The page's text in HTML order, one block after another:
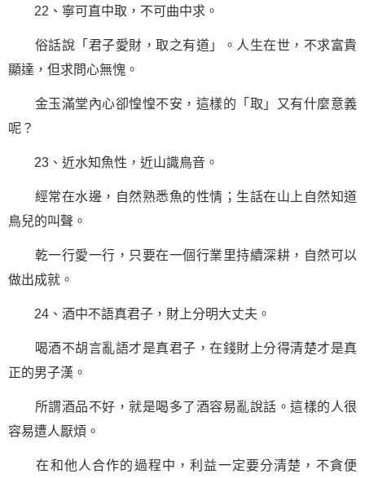
22、寧可直中取，不可曲中求。
俗話說「君子愛財，取之有道」。人生在世，不求富貴
顯達，但求問心無愧。
金玉滿堂內心卻惶惶不安，這樣的「取」又有什麼意義
呢？
23、近水知魚性，近山識鳥音。
經常在水邊，自然熟悉魚的性情；生話在山上自然知道
鳥兒的叫聲。
乾一行愛一行，只要在一個行業里持續深耕，自然可以
做出成就。
24、酒中不語真君子，財上分明大丈夫。
喝酒不胡言亂語才是真君子，在錢財上分得清楚才是真
正的男子漢。
所謂酒品不好，就是喝多了酒容易亂說話。這樣的人很
容易遭人厭煩。
在和他人合作的過程中，利益一定要分清楚，不貪便